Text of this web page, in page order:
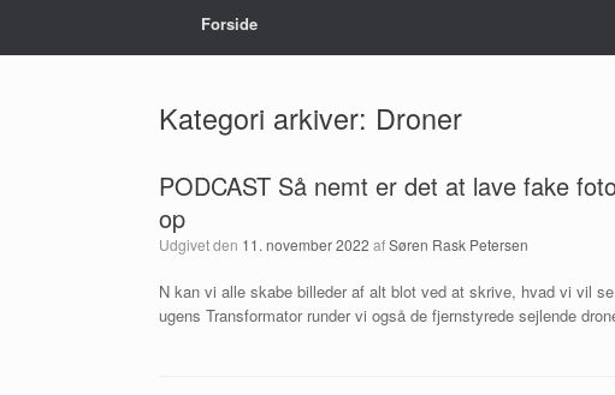
Forside
Kategori arkiver: Droner
PODCAST Så nemt er det at lave fake
op
Udgivet den 11. november 2022 afSøren Rask Petersen
N kan vi alle skabe billeder af alt blot ved at skrive, hvad vi vil
ugens Transformator runder vi også de fjernstyrede sejlende